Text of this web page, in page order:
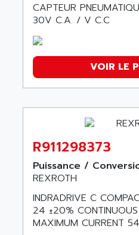
CAPTEUR
30V C.A. / V C.C
VOIR LE
R911298373
Puissance /
REXROTH
INDRADRIVE C
24 ±20%
MAXIMUM CURRENT